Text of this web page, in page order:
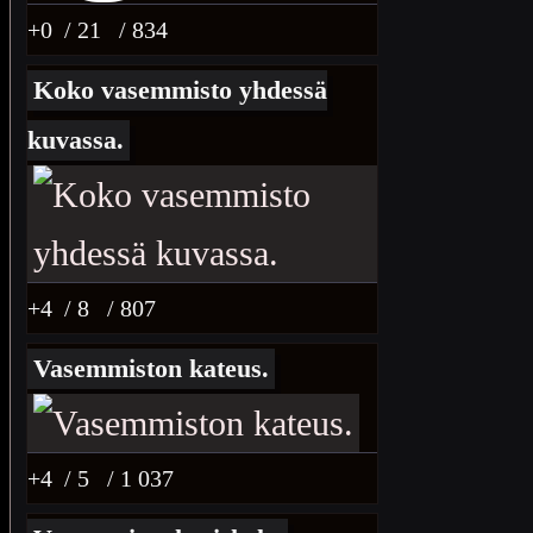
+0 / 21 / 834
Koko vasemmisto yhdessä
kuvassa.
+4 / 8 / 807
Vasemmiston kateus.
+4 / 5 / 1 037